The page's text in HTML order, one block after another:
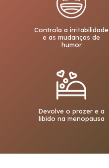
Controla a irritabilidade
e as mudanças de
humor
Devolve o prazer e a
libido na menopausa